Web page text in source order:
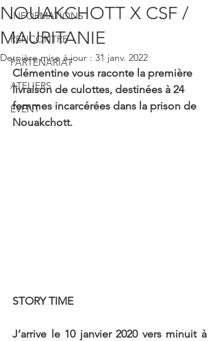
INFORMATIONS
RENCONTRE
PARTENARIAT
ATELIERS
EVENT
NOUAKCHOTT X CSF /
MAURITANIE
Dernière mise à jour : 31 janv. 2022
Clémentine vous raconte la première
livraison de culottes, destinées à 24
femmes incarcérées dans la prison de
Nouakchott.
STORY TIME
J’arrive le 10 janvier 2020 vers minuit à